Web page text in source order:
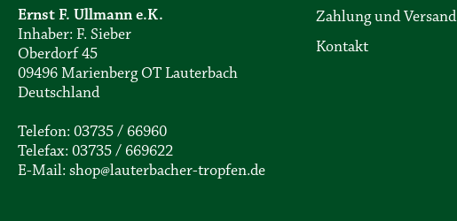
Ernst F. Ullmann e.K.
Inhaber: F. Sieber
Oberdorf 45
09496 Marienberg OT Lauterbach
Deutschland
Telefon: 03735 / 66960
Telefax: 03735 / 669622
E-Mail: shop@lauterbacher-tropfen.de
Zahlung und Versand
Kontakt